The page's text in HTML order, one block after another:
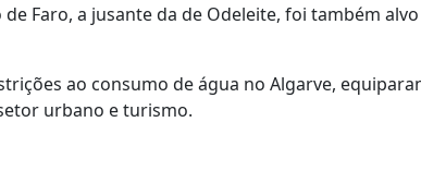
Faro, a jusante da de Odeleite, foi também
ao consumo de água no Algarve,
urbano e turismo.